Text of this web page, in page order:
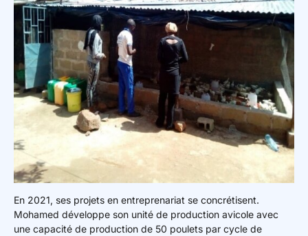
En 2021, ses projets en entreprenariat se concrétisent.
Mohamed développe son unité de production avicole avec
une capacité de production de 50 poulets par cycle de